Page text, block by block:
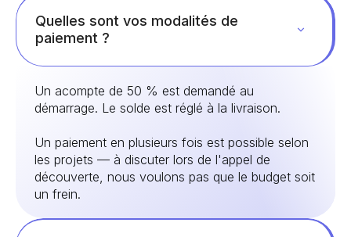
Quelles sont vos modalités de
paiement ?
Un acompte de 50 % est demandé au
démarrage. Le solde est réglé à la livraison.
Un paiement en plusieurs fois est possible selon
les projets — à discuter lors de l'appel de
découverte, nous voulons pas que le budget soit
un frein.